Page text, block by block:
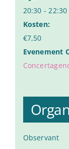
20:30 - 22:30
Kosten:
€7,50
Evenement
Observant